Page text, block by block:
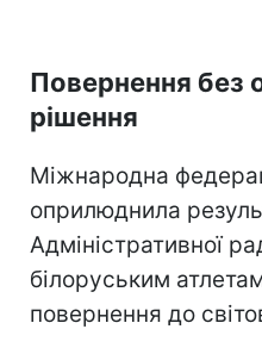
Повернення без
рішення
Міжнародна
оприлюднила
Адміністративної
білоруським
повернення до